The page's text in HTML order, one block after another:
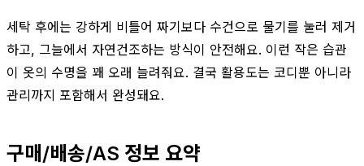
세탁 후에는 강하게 비틀어 짜기보다 수건으로 물기를 눌러 제거
하고, 그늘에서 자연건조하는 방식이 안전해요. 이런 작은 습관
이 옷의 수명을 꽤 오래 늘려줘요. 결국 활용도는 코디뿐 아니라
관리까지 포함해서 완성돼요.
구매/배송/AS 정보 요약